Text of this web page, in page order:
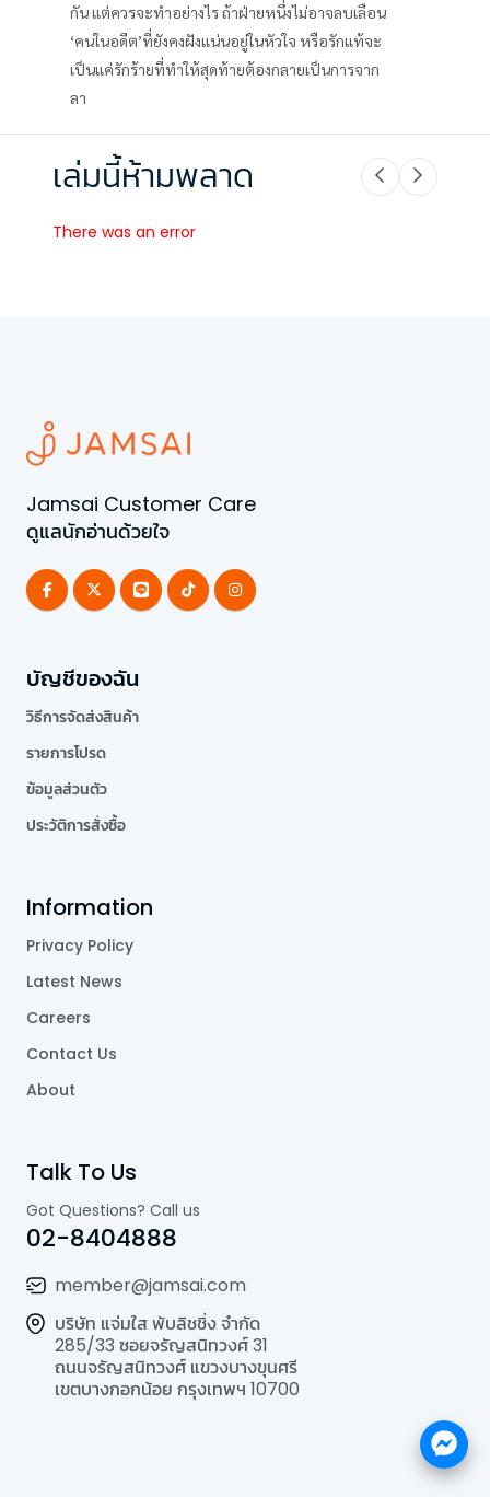
กัน แต่ควรจะทำอย่างไร ถ้าฝ่ายหนึ่งไม่อาจลบเลือน
‘คนในอดีต’ที่ยังคงฝังแน่นอยู่ในหัวใจ หรือรักแท้จะ
เป็นแค่รักร้ายที่ทำให้สุดท้ายต้องกลายเป็นการจาก
ลา
เล่มนี้ห้ามพลาด
There was an error
Jamsai Customer Care
ดูแลนักอ่านด้วยใจ
บัญชีของฉัน
วิธีการจัดส่งสินค้า
รายการโปรด
ข้อมูลส่วนตัว
ประวัติการสั่งซื้อ
Information
Privacy Policy
Latest News
Careers
Contact Us
About
Talk To Us
Got Questions? Call us
02-8404888
member@jamsai.com
บริษัท แจ่มใส พับลิชชิ่ง จำกัด
285/33 ซอยจรัญสนิทวงศ์ 31
ถนนจรัญสนิทวงศ์ แขวงบางขุนศรี
เขตบางกอกน้อย กรุงเทพฯ 10700